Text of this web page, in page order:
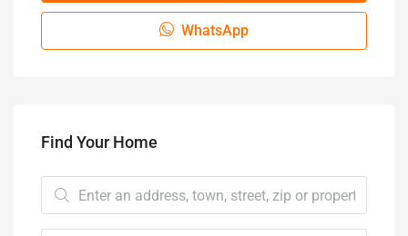
WhatsApp
Find Your Home